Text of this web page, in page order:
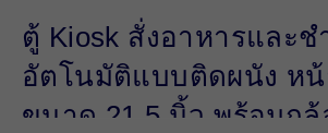
ตู้ Kiosk สั่งอาหารและช
อัตโนมัติแบบติดผนัง หน้
ขนาด 21.5 นิ้ว พร้อมกล้